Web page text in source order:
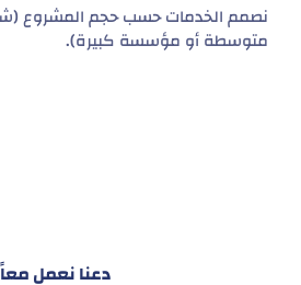
نصمم الخدمات حسب حجم المشروع
متوسطة أو مؤسسة كبيرة).
دعنا نعمل معاً